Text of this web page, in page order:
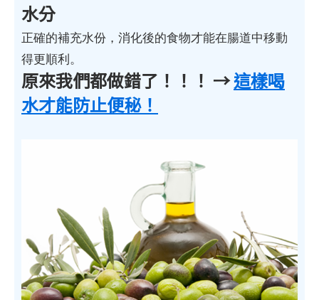
水分
正確的補充水份，消化後的食物才能在腸道中移動
得更順利。
原來我們都做錯了！！！ →這樣喝
水才能防止便秘！